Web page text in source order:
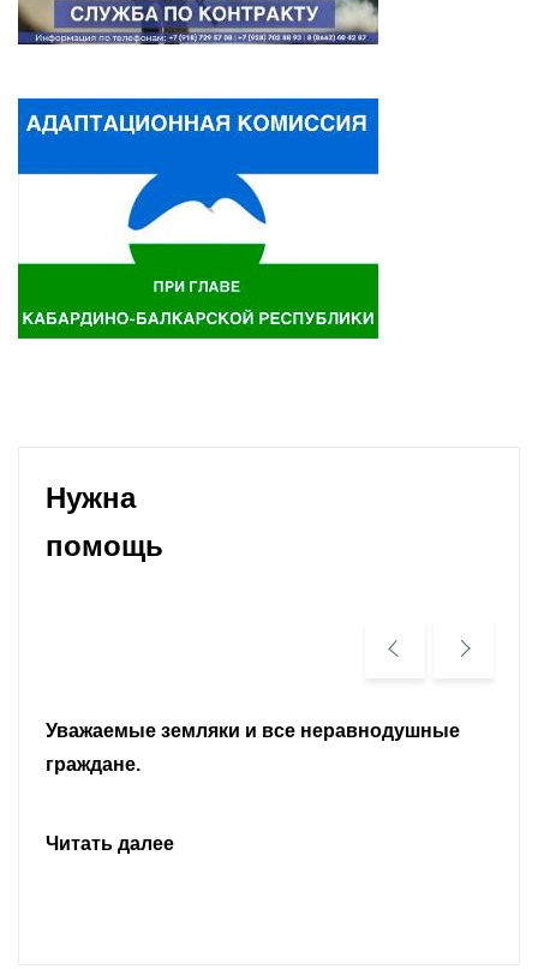
Нужна
помощь
Уважаемые земляки и все неравнодушные
граждане.
Читать далее